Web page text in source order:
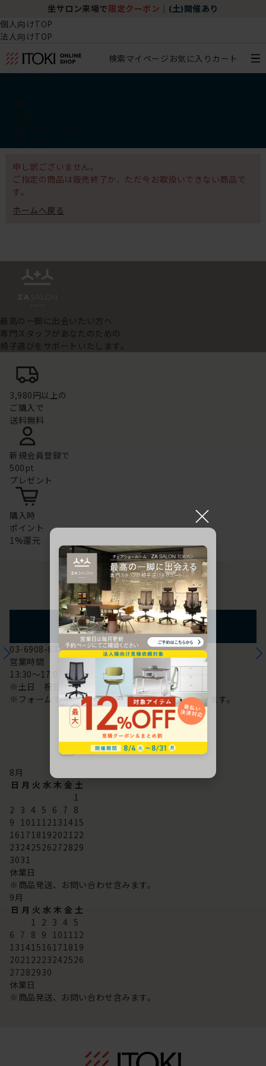
坐サロン来場で 限定クーポン (土)開催あり
個人向けTOP
法人向けTOP
検索マイページ お気に入り カート
申し訳ございません。
ご指定の商品は販売終了か、ただ今お取扱いできない商品で
す。
ホームへ戻る
最高の一脚に出会いたい方へ
専門スタッフがあなたのための
椅子選びをサポートいたします。
3,980円以上の
ご購入で
送料無料
新規会員登録で
500pt
プレゼント
購入時
ポイント
1%還元
お問い合わせ
フォームからのお問い合わせ
03-6908-8370
営業時間
13:30～17:00
※土日 祝日は休み
※フォームでのお問い合わせは24時間対応しております。
配送・お問い合わせ営業日
8月
日 月 火 水 木 金 土
1
2 3 4 5 6 7 8
9 101112131415
16171819202122
23242526272829
3031
休業日
※商品発送、お問い合わせ含みます。
9月
日 月 火 水 木 金 土
1 2 3 4 5
6 7 8 9 101112
13141516171819
20212223242526
27282930
休業日
※商品発送、お問い合わせ含みます。
×